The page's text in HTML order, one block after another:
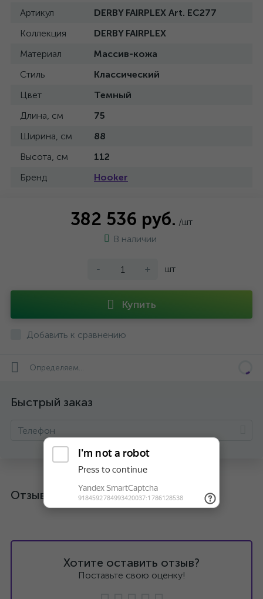
Артикул
DERBY FAIRPLEX Art. EC277
Коллекция
DERBY FAIRPLEX
Материал
Массив-кожа
Стиль
Классический
Цвет
Темный
Длина, см
75
Ширина, см
88
Высота, см
112
Бренд
Hooker
382 536 руб. /шт
В наличии
- + шт
Купить
Добавить к сравнению
Определяем...
Быстрый заказ
Отзывы
Хотите оставить отзыв?
Поставьте свою оценку!